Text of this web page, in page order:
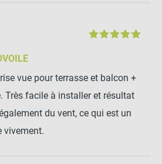
vue pour terrasse et balcon +
Très facile à installer et résultat
du vent, ce qui est un
vivement.